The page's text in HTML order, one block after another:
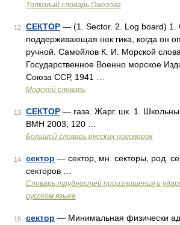
Толковый словарь Ожегова
12 СЕКТОР — (1. Sector. 2. Log board) 1.
поддерживающая нок гика, когда он
ручной. Самойлов К. И. Морской
Государственное Военно морское
Союза ССР, 1941 …
Морской словарь
13 СЕКТОР — газа. Жарг. шк. 1.
ВМН 2003, 120 …
Большой словарь русских поговорок
14 сектор — сектор, мн. секторы, род.
секторов …
Словарь трудностей произношения и
русском языке
15 сектор — Минимальная физически